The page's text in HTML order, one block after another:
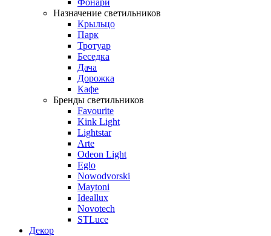
Фонари
Назначение светильников
Крыльцо
Парк
Тротуар
Беседка
Дача
Дорожка
Кафе
Бренды светильников
Favourite
Kink Light
Lightstar
Arte
Odeon Light
Eglo
Nowodvorski
Maytoni
Ideallux
Novotech
STLuce
Декор